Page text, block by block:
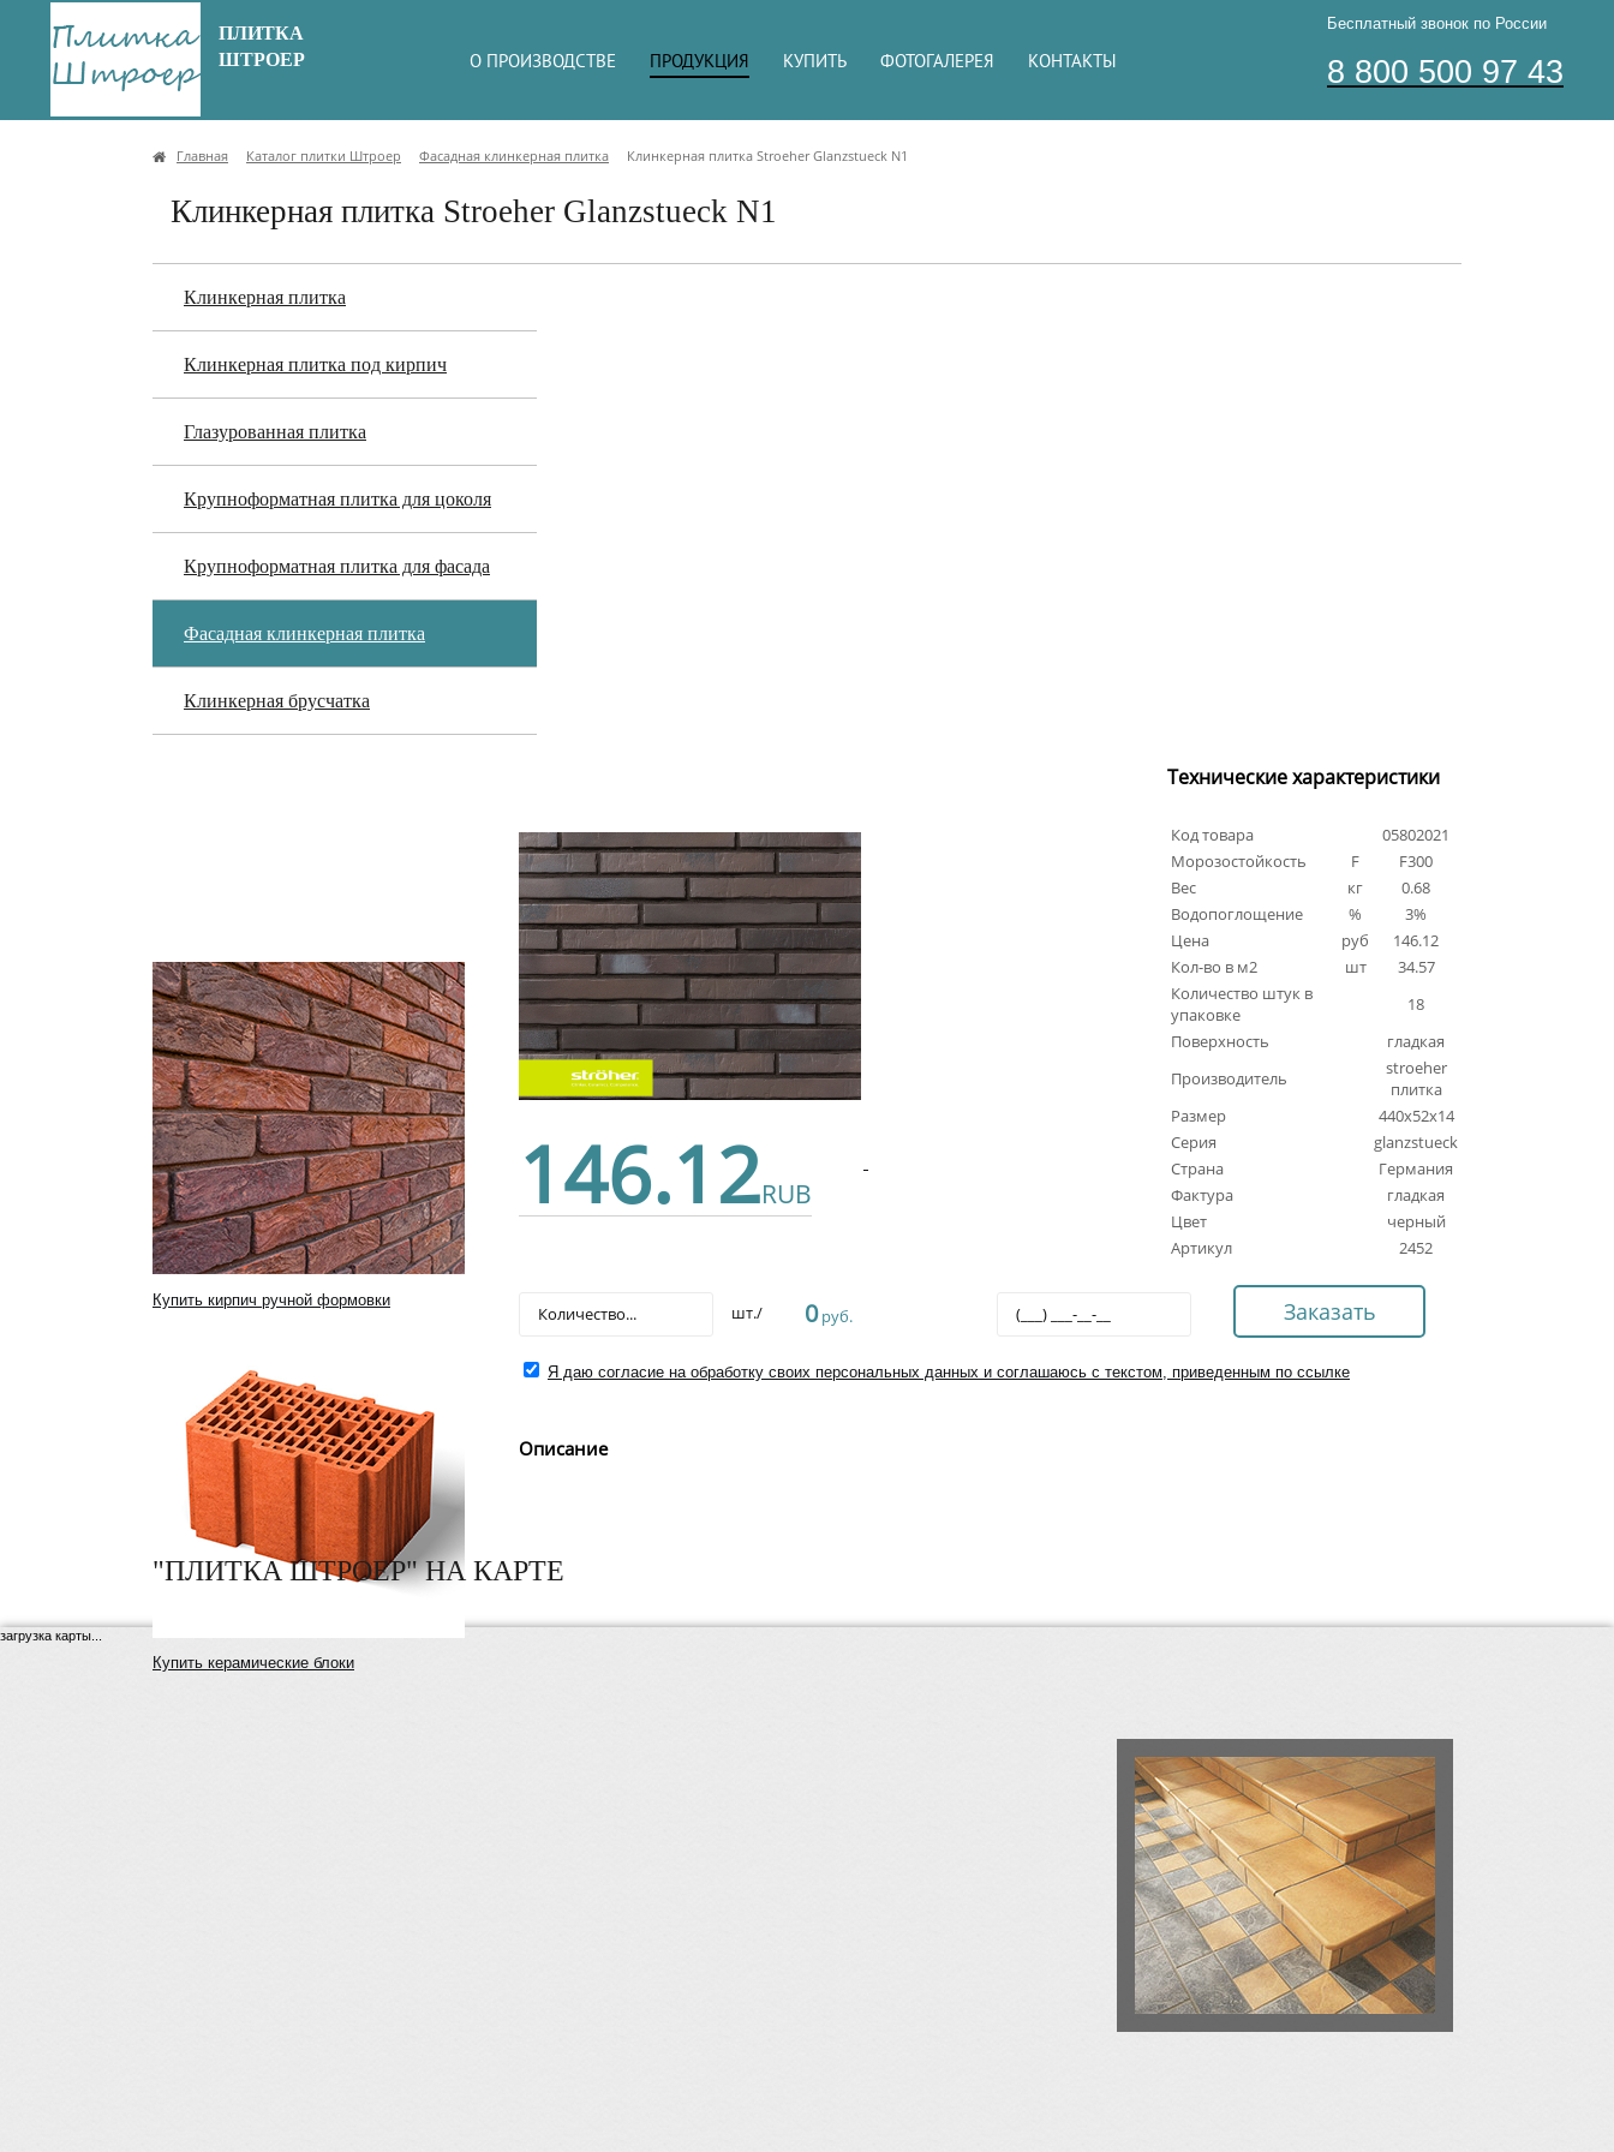
ПЛИТКА
ШТРОЕР
О ПРОИЗВОДСТВЕ ПРОДУКЦИЯ КУПИТЬ ФОТОГАЛЕРЕЯ КОНТАКТЫ
Бесплатный звонок по России
8 800 500 97 43
Главная Каталог плитки Штроер Фасадная клинкерная плитка Клинкерная плитка Stroeher Glanzstueck N1
Клинкерная плитка Stroeher Glanzstueck N1
Клинкерная плитка
Клинкерная плитка под кирпич
Глазурованная плитка
Крупноформатная плитка для цоколя
Крупноформатная плитка для фасада
Фасадная клинкерная плитка
Клинкерная брусчатка
Купить кирпич ручной формовки
Купить керамические блоки
146.12RUB
Технические характеристики
Код товара
05802021
Морозостойкость
F
F300
Вес
кг
0.68
Водопоглощение
%
3%
Цена
руб
146.12
Кол-во в м2
шт
34.57
Количество штук в
упаковке
18
Поверхность
гладкая
Производитель
stroeher
плитка
Размер
440x52x14
Серия
glanzstueck
Страна
Германия
Фактура
гладкая
Цвет
черный
Артикул
2452
шт./ 0руб.
Я даю согласие на обработку своих персональных данных и соглашаюсь с текстом, приведенным по ссылке
Описание
"ПЛИТКА ШТРОЕР" НА КАРТЕ
загрузка карты...